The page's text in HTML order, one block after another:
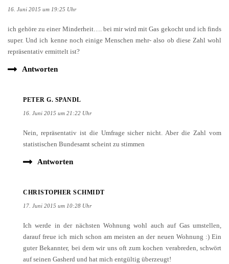
16. Juni 2015 um 19:25 Uhr
ich gehöre zu einer Minderheit…. bei mir wird mit Gas gekocht und ich finds
super. Und ich kenne noch einige Menschen mehr- also ob diese Zahl wohl
repräsentativ ermittelt ist?
Antworten
PETER G. SPANDL
16. Juni 2015 um 21:22 Uhr
Nein, repräsentativ ist die Umfrage sicher nicht. Aber die Zahl vom
statistischen Bundesamt scheint zu stimmen
Antworten
CHRISTOPHER SCHMIDT
17. Juni 2015 um 10:28 Uhr
Ich werde in der nächsten Wohnung wohl auch auf Gas umstellen,
darauf freue ich mich schon am meisten an der neuen Wohnung :) Ein
guter Bekannter, bei dem wir uns oft zum kochen verabreden, schwört
auf seinen Gasherd und hat mich entgültig überzeugt!